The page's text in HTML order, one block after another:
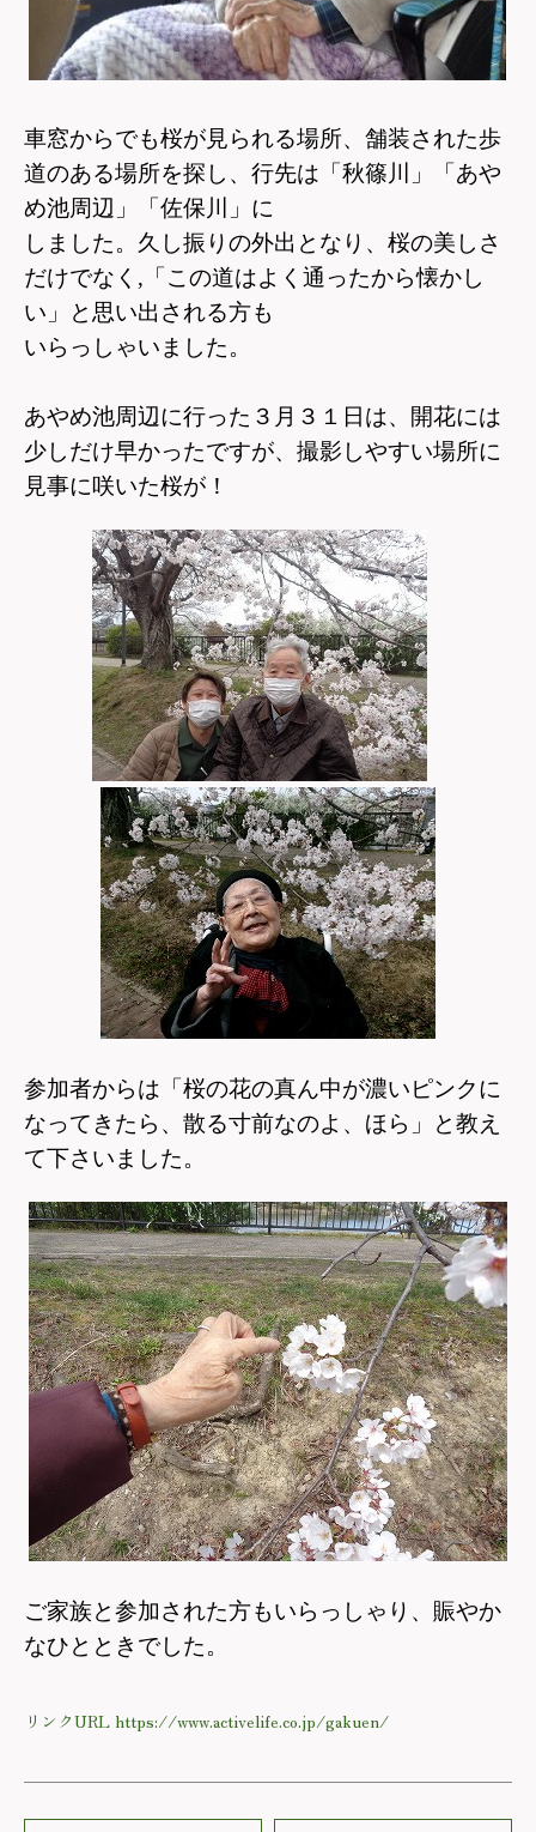
車窓からでも桜が見られる場所、舗装された歩
道のある場所を探し、行先は「秋篠川」「あや
め池周辺」「佐保川」に
しました。 久し振りの外出となり、桜の美しさ
だけでなく, 「この道はよく通ったから懐かし
い」と思い出される方も
いらっしゃいました。
あやめ池周辺に行った３月３１日は、開花には
少しだけ早かったですが、撮影しやすい場所に
見事に咲いた桜が！
参加者からは「桜の花の真ん中が濃いピンクに
なってきたら、散る寸前なのよ、ほら」と教え
て下さいました。
ご家族と参加された方もいらっしゃり、賑やか
なひとときでした。
リンクURL https://www.activelife.co.jp/gakuen/